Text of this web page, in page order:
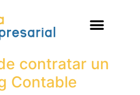
contratar un
Contable